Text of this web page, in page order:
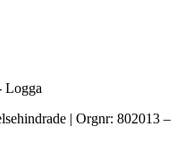
| Orgnr: 802013 –